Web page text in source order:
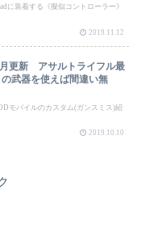
に装着する《擬似コントローラー》
2019.11.12
月更新 アサルトライフル最
武器を使えば間違い無
モバイルのカスタム(ガンスミス)紹
2019.10.10